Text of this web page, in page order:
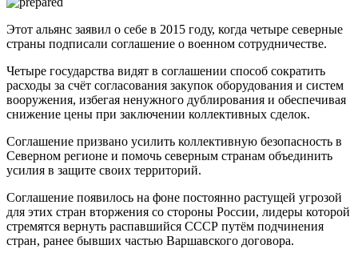
Этот альянс заявил о себе в 2015 году, когда четыре северные
страны подписали соглашение о военном сотрудничестве.
Четыре государства видят в соглашении способ сократить
расходы за счёт согласования закупок оборудования и систем
вооружения, избегая ненужного дублирования и обеспечивая
снижение цены при заключении коллективных сделок.
Соглашение призвано усилить коллективную безопасность в
Северном регионе и помочь северным странам объединить
усилия в защите своих территорий.
Соглашение появилось на фоне постоянно растущей угрозой
для этих стран вторжения со стороны России, лидеры которой
стремятся вернуть распавшийся СССР путём подчинения
стран, ранее бывших частью Варшавского договора.